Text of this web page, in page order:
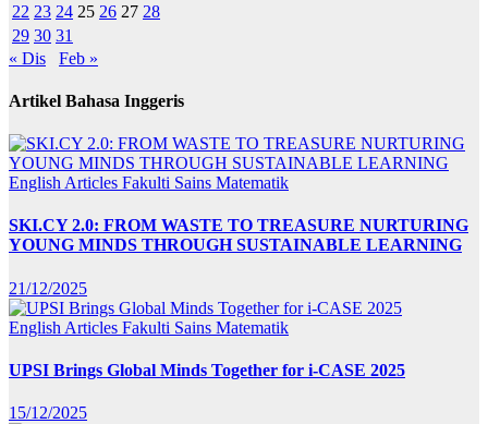
22 23 24 25 26 27 28
29 30 31
« Dis
Feb »
Artikel Bahasa Inggeris
English Articles Fakulti Sains Matematik
SKI.CY 2.0: FROM WASTE TO TREASURE NURTURING
YOUNG MINDS THROUGH SUSTAINABLE LEARNING
21/12/2025
English Articles Fakulti Sains Matematik
UPSI Brings Global Minds Together for i-CASE 2025
15/12/2025